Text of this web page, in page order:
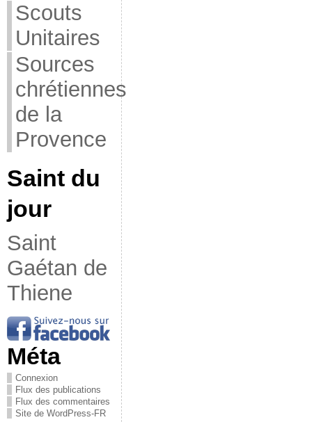
Scouts
Unitaires
Sources
chrétiennes
de la
Provence
Saint du
jour
Saint
Gaétan de
Thiene
Méta
Connexion
Flux des publications
Flux des commentaires
Site de WordPress-FR